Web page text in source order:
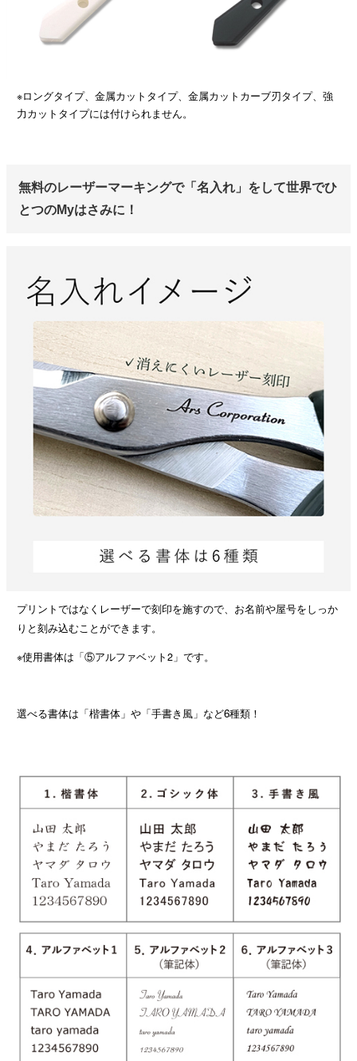
※ロングタイプ、金属カットタイプ、金属カットカーブ刃タイプ、強
力カットタイプには付けられません。
無料のレーザーマーキングで「名入れ」をして世界でひ
とつのMyはさみに！
プリントではなくレーザーで刻印を施すので、お名前や屋号をしっか
りと刻み込むことができます。
※使用書体は「⑤アルファベット2」です。
選べる書体は「楷書体」や「手書き風」など6種類！